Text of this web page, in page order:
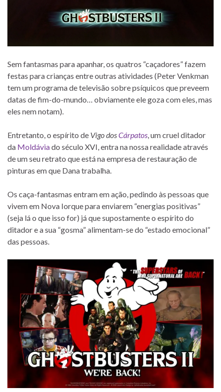
Sem fantasmas para apanhar, os quatros “caçadores” fazem
festas para crianças entre outras atividades (Peter Venkman
tem um programa de televisão sobre psíquicos que preveem
datas de fim-do-mundo… obviamente ele goza com eles, mas
eles nem notam).
Entretanto, o espírito de Vigo dosCárpatos, um cruel ditador
da Moldáviado século XVI, entra na nossa realidade através
de um seu retrato que está na empresa de restauração de
pinturas em que Dana trabalha.
Os caça-fantasmas entram em ação, pedindo às pessoas que
vivem em Nova Iorque para enviarem “energias positivas”
(seja lá o que isso for) já que supostamente o espírito do
ditador e a sua “gosma” alimentam-se do “estado emocional”
das pessoas.